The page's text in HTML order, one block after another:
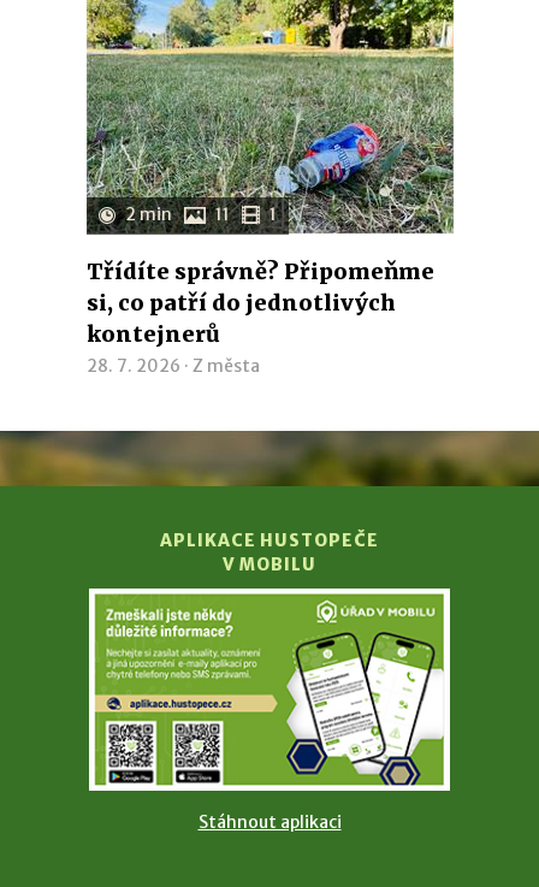
2 min 11 1
Třídíte správně? Připomeňme
si, co patří do jednotlivých
kontejnerů
28. 7. 2026 · Z města
APLIKACE HUSTOPEČE
V MOBILU
Stáhnout aplikaci